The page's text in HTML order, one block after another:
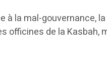
à la mal-gouvernance,
officines de la